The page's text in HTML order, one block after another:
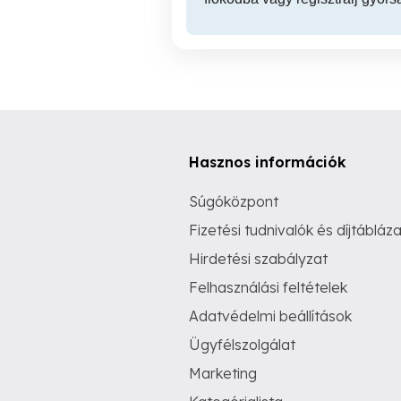
Hasznos információk
Súgóközpont
Fizetési tudnivalók és
Hirdetési szabályzat
Felhasználási feltételek
Adatvédelmi beállítások
Ügyfélszolgálat
Marketing